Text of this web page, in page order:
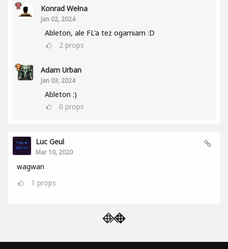
Konrad Wełna
Jan 02, 2024
Ableton, ale FL'a też ogarniam :D
2 props
Adam Urban
Jan 03, 2024
Ableton :)
0 props
Luc Geul
Mar 10, 2020
wagwan
1 props